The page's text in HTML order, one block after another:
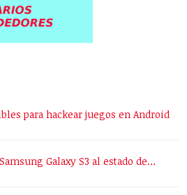
para hackear juegos en Android
Galaxy S3 al estado de…